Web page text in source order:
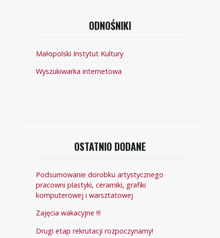
ODNOŚNIKI
Małopolski Instytut Kultury
Wyszukiwarka internetowa
OSTATNIO DODANE
Podsumowanie dorobku artystycznego
pracowni plastyki, ceramiki, grafiki
komputerowej i warsztatowej
Zajęcia wakacyjne !!!
Drugi etap rekrutacji rozpoczynamy!